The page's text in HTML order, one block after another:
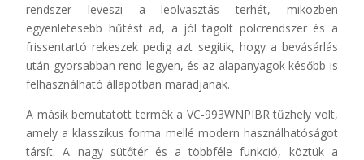
rendszer leveszi a leolvasztás terhét, miközben
egyenletesebb hűtést ad, a jól tagolt polcrendszer és a
frissentartó rekeszek pedig azt segítik, hogy a bevásárlás
után gyorsabban rend legyen, és az alapanyagok később is
felhasználható állapotban maradjanak.
A másik bemutatott termék a VC-993WNPIBR tűzhely volt,
amely a klasszikus forma mellé modern használhatóságot
társít. A nagy sütőtér és a többféle funkció, köztük a